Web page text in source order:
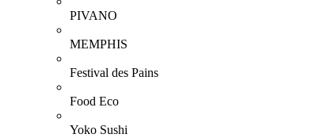
PIVANO
MEMPHIS
Festival des Pains
Food Eco
Yoko Sushi